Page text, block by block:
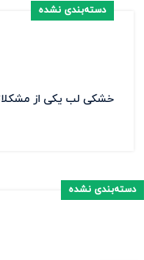
دسته‌بندی نشده
خشکی لب یکی از
دسته‌بندی نشده